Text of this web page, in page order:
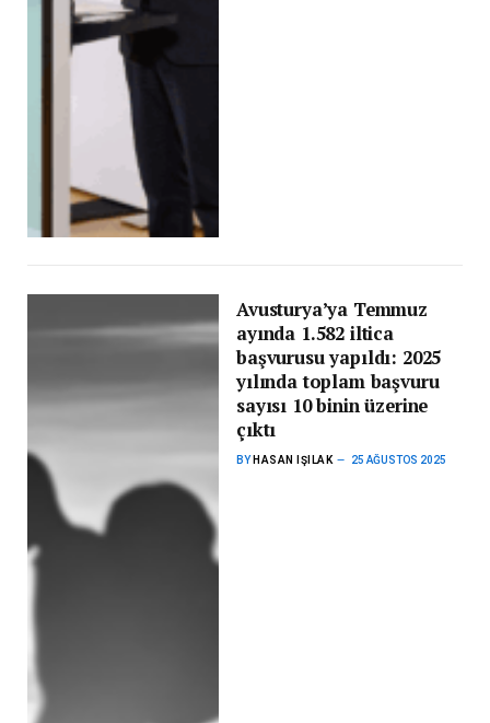
Avusturya’ya Temmuz
ayında 1.582 iltica
başvurusu yapıldı: 2025
yılında toplam başvuru
sayısı 10 binin üzerine
çıktı
BY HASAN IŞILAK 25 AĞUSTOS 2025